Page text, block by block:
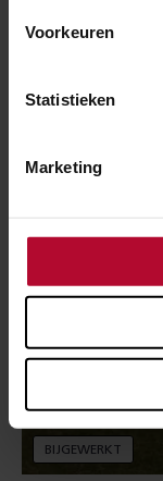
Voorkeuren
Statistieken
Marketing
Spoorwerk
21 juli 2026
BIJGEWERKT